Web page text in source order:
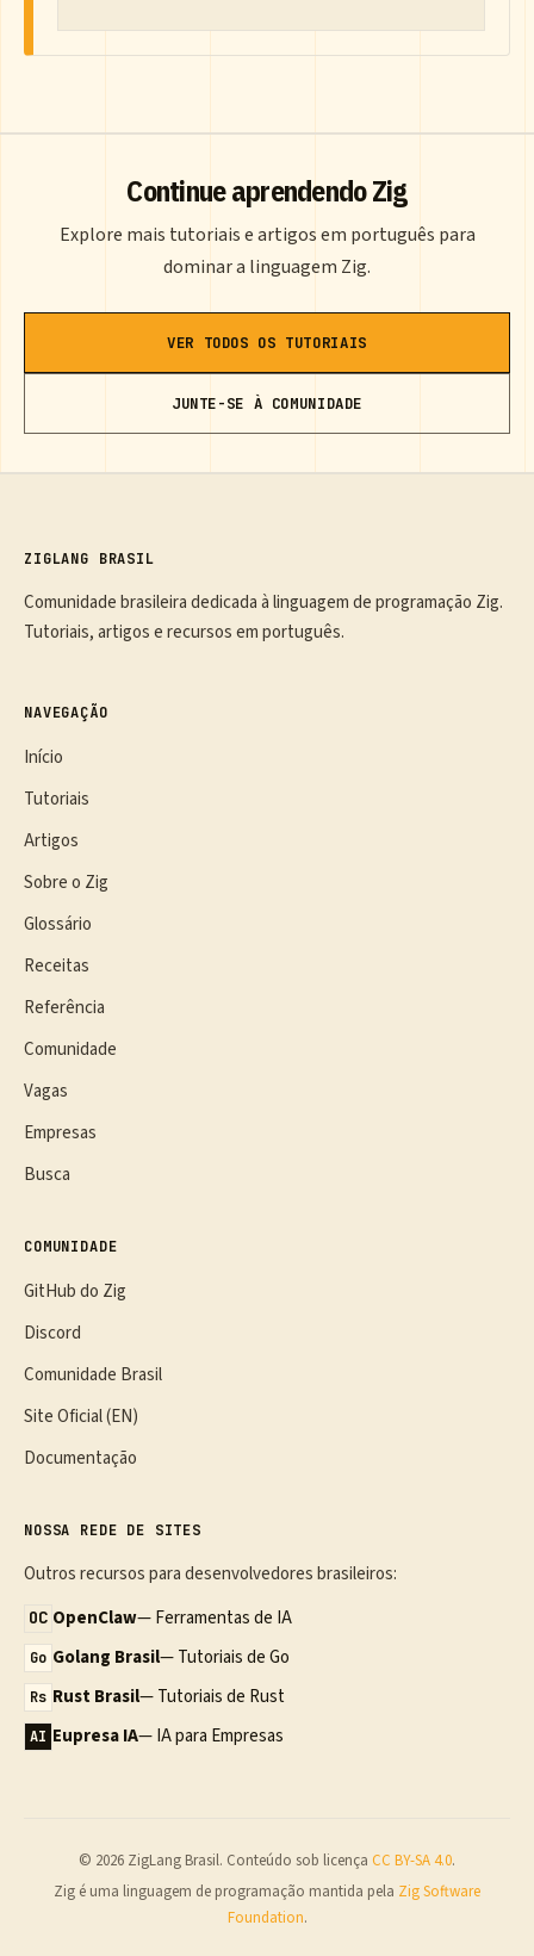
Continue aprendendo Zig
Explore mais tutoriais e artigos em português para
dominar a linguagem Zig.
VER TODOS OS TUTORIAIS
JUNTE-SE À COMUNIDADE
ZIGLANG BRASIL
Comunidade brasileira dedicada à linguagem de programação Zig.
Tutoriais, artigos e recursos em português.
NAVEGAÇÃO
Início
Tutoriais
Artigos
Sobre o Zig
Glossário
Receitas
Referência
Comunidade
Vagas
Empresas
Busca
COMUNIDADE
GitHub do Zig
Discord
Comunidade Brasil
Site Oficial (EN)
Documentação
NOSSA REDE DE SITES
Outros recursos para desenvolvedores brasileiros:
OC OpenClaw— Ferramentas de IA
Go Golang Brasil— Tutoriais de Go
Rs Rust Brasil— Tutoriais de Rust
AI Eupresa IA— IA para Empresas
© 2026 ZigLang Brasil. Conteúdo sob licença CC BY-SA 4.0.
Zig é uma linguagem de programação mantida pela Zig Software
Foundation.